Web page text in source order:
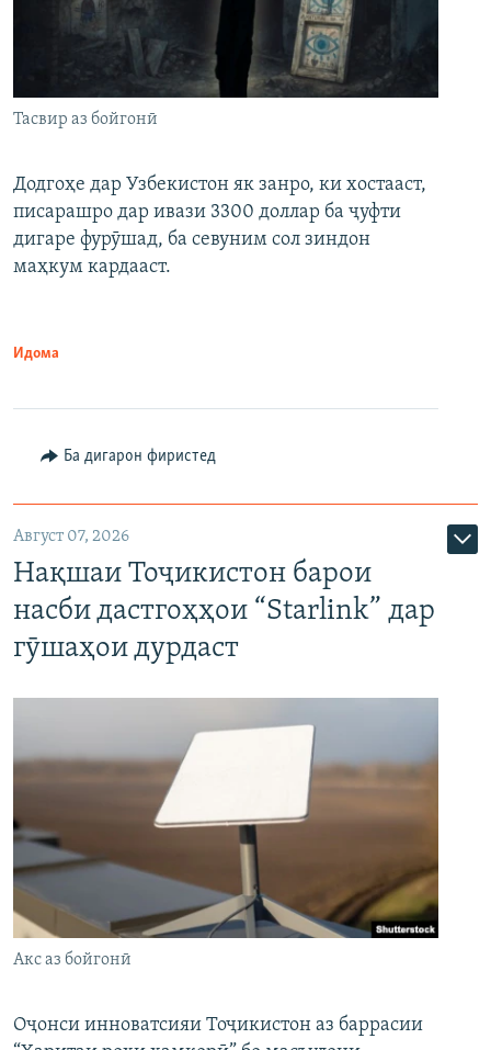
Тасвир аз бойгонӣ
Додгоҳе дар Узбекистон як занро, ки хостааст,
писарашро дар ивази 3300 доллар ба ҷуфти
дигаре фурӯшад, ба севуним сол зиндон
маҳкум кардааст.
Идома
Ба дигарон фиристед
Август 07, 2026
Нақшаи Тоҷикистон барои
насби дастгоҳҳои “Starlink” дар
гӯшаҳои дурдаст
Акс аз бойгонӣ
Оҷонси инноватсияи Тоҷикистон аз баррасии